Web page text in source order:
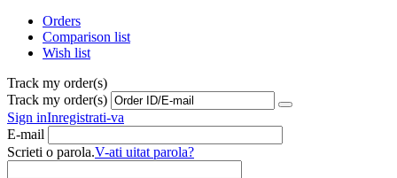
Orders
Comparison list
Wish list
Track my order(s)
Track my order(s)
Sign inInregistrati-va
E-mail
Scrieti o parola.V-ati uitat parola?